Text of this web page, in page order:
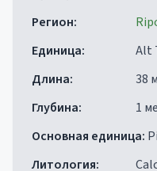
Регион:
Единица:
Alt
Длина:
38
Глубина:
1
Основная единица:
Литология: